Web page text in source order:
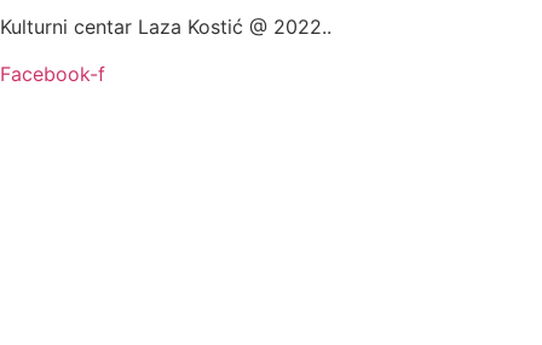
Kulturni centar Laza Kostić @ 2022..
Facebook-f